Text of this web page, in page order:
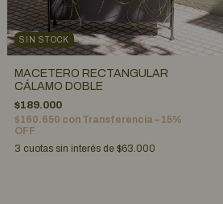
SIN STOCK
MACETERO RECTANGULAR
CÁLAMO DOBLE
$189.000
$160.650 con Transferencia – 15%
OFF
3 cuotas sin interés de$63.000